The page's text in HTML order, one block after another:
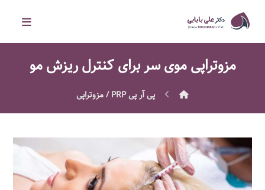
مزوتراپی موی سر برای کنترل ریزش مو
پى آر پى PRP / مزوتراپى